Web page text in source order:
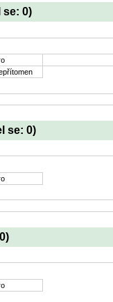
se: 0)
se: 0)